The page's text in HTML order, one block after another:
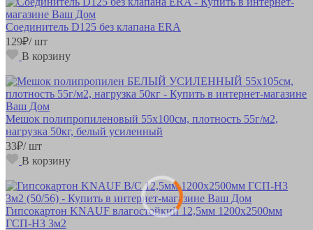
Соединитель D125 без клапана ERA
129₽/ шт
В корзину
Мешок полипропиленовый 55х100см, плотность 55г/м2,
нагрузка 50кг, белый усиленный
33₽/ шт
В корзину
Гипсокартон KNAUF влагостойкий 12,5мм 1200х2500мм
ГСП-Н3 3м2